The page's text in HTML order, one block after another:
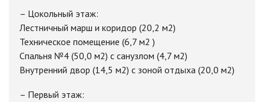
– Цокольный этаж:
Лестничный марш и коридор (20,2 м2)
Техническое помещение (6,7 м2 )
Спальня №4 (50,0 м2) с санузлом (4,7 м2)
Внутренний двор (14,5 м2) с зоной отдыха (20,0 м2)
– Первый этаж: